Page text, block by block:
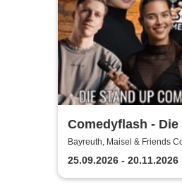
Comedyflash - Die
Comedy Show
Bayreuth, Maisel & Friends
25.09.2026 - 20.11.2026